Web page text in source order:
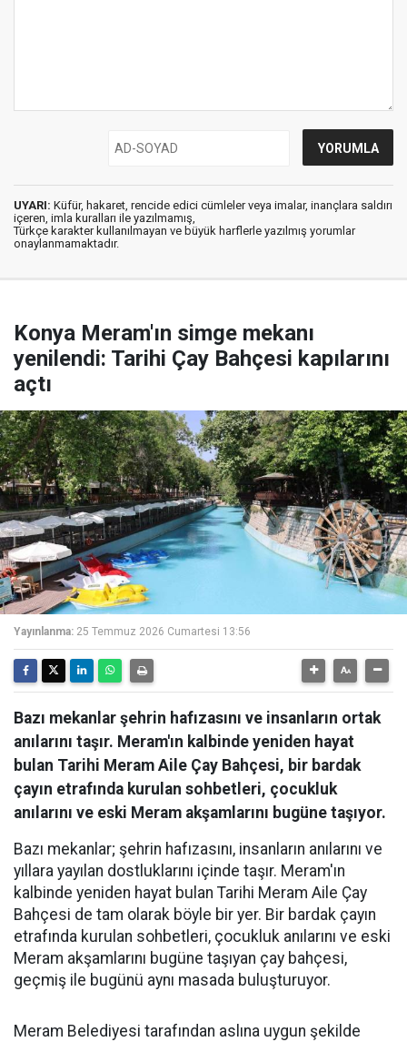
UYARI: Küfür, hakaret, rencide edici cümleler veya imalar, inançlara saldırı
içeren, imla kuralları ile yazılmamış,
Türkçe karakter kullanılmayan ve büyük harflerle yazılmış yorumlar
onaylanmamaktadır.
Konya Meram'ın simge mekanı
yenilendi: Tarihi Çay Bahçesi kapılarını
açtı
Yayınlanma: 25 Temmuz 2026 Cumartesi 13:56
Bazı mekanlar şehrin hafızasını ve insanların ortak
anılarını taşır. Meram'ın kalbinde yeniden hayat
bulan Tarihi Meram Aile Çay Bahçesi, bir bardak
çayın etrafında kurulan sohbetleri, çocukluk
anılarını ve eski Meram akşamlarını bugüne taşıyor.
Bazı mekanlar; şehrin hafızasını, insanların anılarını ve
yıllara yayılan dostluklarını içinde taşır. Meram'ın
kalbinde yeniden hayat bulan Tarihi Meram Aile Çay
Bahçesi de tam olarak böyle bir yer. Bir bardak çayın
etrafında kurulan sohbetleri, çocukluk anılarını ve eski
Meram akşamlarını bugüne taşıyan çay bahçesi,
geçmiş ile bugünü aynı masada buluşturuyor.
Meram Belediyesi tarafından aslına uygun şekilde